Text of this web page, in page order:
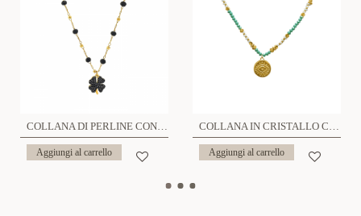
COLLANA DI PERLINE CON CIONDOLO QUADRIFOGLIO IN STRASS - JN2136368B26
Aggiungi al carrello
COLLANA IN CRISTALLO CON CIONDOLO OCCHIO PORTAFORTUNA - NK21124120E71
Aggiungi al carrello